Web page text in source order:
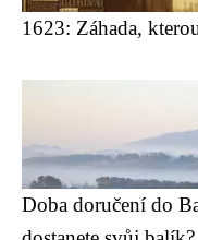
1623: Záhada,
Doba doručení do